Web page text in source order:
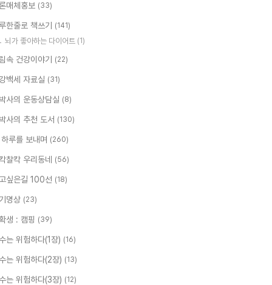
매체홍보 (33)
한줄로 책쓰기 (141)
뇌가 좋아하는 다이어트 (1)
속 건강이야기 (22)
백세 자료실 (31)
사의 운동상담실 (8)
사의 추천 도서 (130)
루를 보내며 (260)
찰칵 우리동네 (56)
싶은길 100선 (18)
명상 (23)
생 : 캠핑 (39)
는 위험하다(1장) (16)
는 위험하다(2장) (13)
는 위험하다(3장) (12)